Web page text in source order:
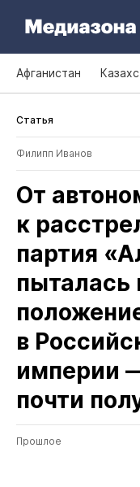
Афганистан
Статья
Филипп Иванов
От
к
партия
пыталась
в
империи
почти
Прошлое